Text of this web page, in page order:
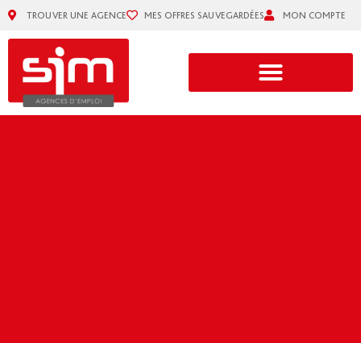
TROUVER UNE AGENCE MES OFFRES SAUVEGARDÉES MON COMPTE